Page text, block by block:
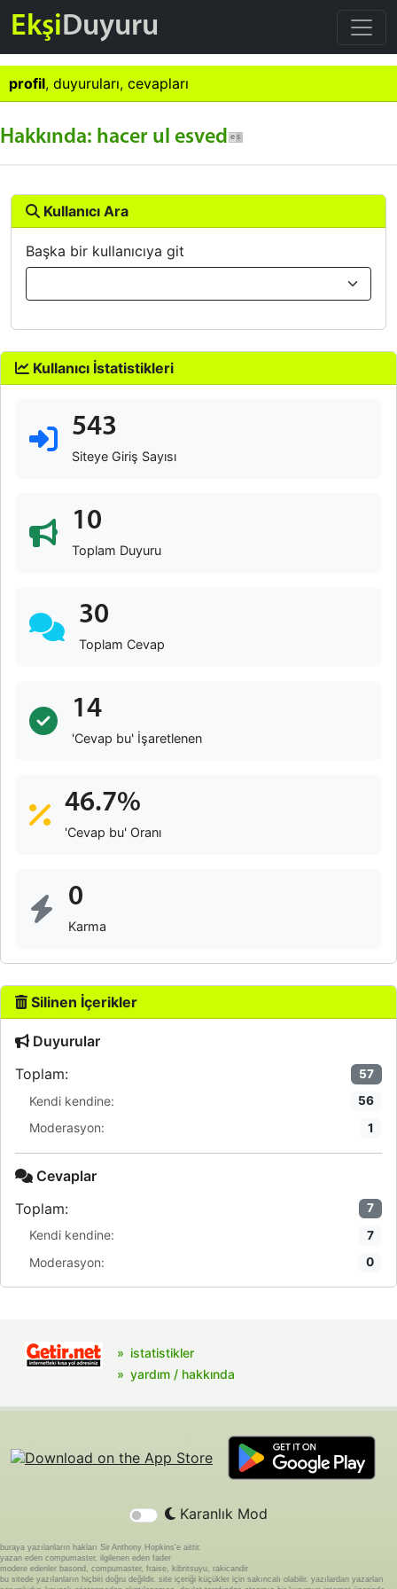
EkşiDuyuru
profil, duyuruları, cevapları
Hakkında: hacer ul esved
Kullanıcı Ara
Başka bir kullanıcıya git
Kullanıcı İstatistikleri
543
Siteye Giriş Sayısı
10
Toplam Duyuru
30
Toplam Cevap
14
'Cevap bu' İşaretlenen
46.7%
'Cevap bu' Oranı
0
Karma
Silinen İçerikler
Duyurular
Toplam:
57
Kendi kendine: 56
Moderasyon: 1
Cevaplar
Toplam:
7
Kendi kendine: 7
Moderasyon: 0
istatistikler
yardım / hakkında
Karanlık Mod
buraya yazılanların hakları Sir Anthony Hopkins'e aittir.
yazan eden compumaster, ilgilenen eden fader
modere edenler basond, compumaster, fraise, kibritsuyu, rakicandir
bu sitede yazılanların hiçbiri doğru değildir. site içeriği küçükler için sakıncalı olabilir. yazılardan yazarları